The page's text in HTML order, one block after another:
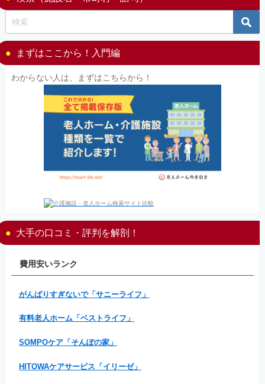
まずはここから！入門編
わからない人は、まずはこちらから！
大手の口コミ・評判を解剖！
費用安いランク
がんばりすぎないで「サニーライフ」
有料老人ホーム「ベストライフ」
SOMPOケア「そんぽの家」
HITOWAケアサービス「イリーゼ」